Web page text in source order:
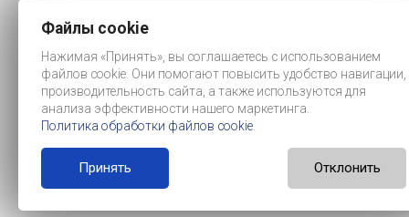
Файлы cookie
Нажимая «Принять», вы соглашаетесь с использованием
файлов cookie. Они помогают повысить удобство навигации,
производительность сайта, а также используются для
анализа эффективности нашего маркетинга.
Политика обработки файлов cookie
Принять Отклонить